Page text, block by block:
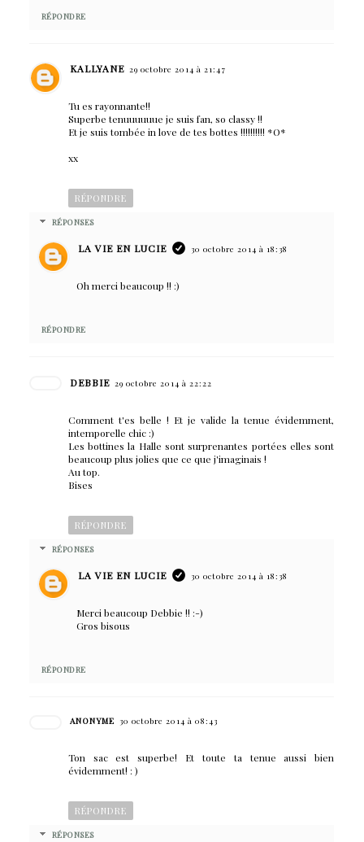
RÉPONDRE
KALLYANE 29 octobre 2014 à 21:47
Tu es rayonnante!!
Superbe tenuuuuuue je suis fan, so classy !!
Et je suis tombée in love de tes bottes !!!!!!!!!! *O*
xx
RÉPONDRE
RÉPONSES
LA VIE EN LUCIE 30 octobre 2014 à 18:38
Oh merci beaucoup !! :)
RÉPONDRE
DEBBIE 29 octobre 2014 à 22:22
Comment t'es belle ! Et je valide la tenue évidemment,
intemporelle chic :)
Les bottines la Halle sont surprenantes portées elles sont
beaucoup plus jolies que ce que j'imaginais !
Au top.
Bises
RÉPONDRE
RÉPONSES
LA VIE EN LUCIE 30 octobre 2014 à 18:38
Merci beaucoup Debbie !! :-)
Gros bisous
RÉPONDRE
ANONYME 30 octobre 2014 à 08:43
Ton sac est superbe! Et toute ta tenue aussi bien
évidemment! : )
RÉPONDRE
RÉPONSES